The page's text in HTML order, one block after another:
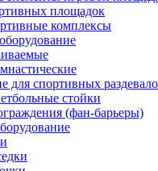
площадок
комплексы
для спортивных
стойки
(фан-барьеры)